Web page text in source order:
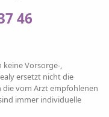
46
keine Vorsorge-,
ersetzt nicht die
die vom Arzt empfohlenen
immer individuelle